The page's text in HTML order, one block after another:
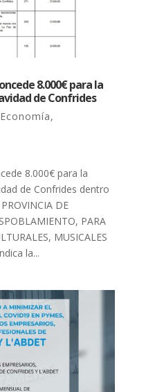
8.000€ para la
de Confrides
Economía,
8.000€ para la
de Confrides dentro
DE
PARA
MUSICALES
la...